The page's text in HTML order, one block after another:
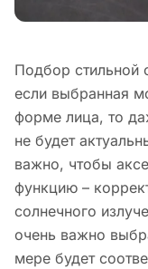
Подбор стильной
если выбранная
форме лица, то
не будет
важно, чтобы
функцию –
солнечного
очень важно
мере будет